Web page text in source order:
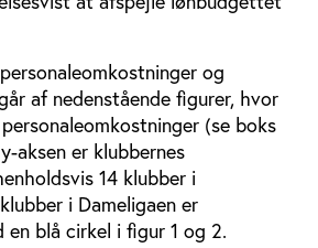
og
af nedenstående figurer, hvor
(se boks
aksen er klubbernes
14 klubber i
i Dameligaen er
blå cirkel i figur 1 og 2.